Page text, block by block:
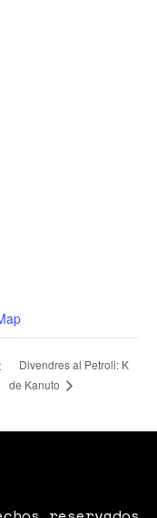
Divendres al Petroli: K
de Kanuto